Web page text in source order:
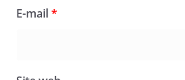
E-mail*